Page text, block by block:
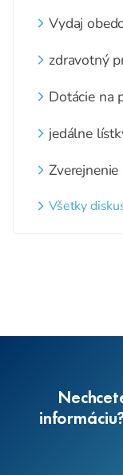
Vydaj
zdravotný
Dotácie na
jedálne
webovom
Všetky